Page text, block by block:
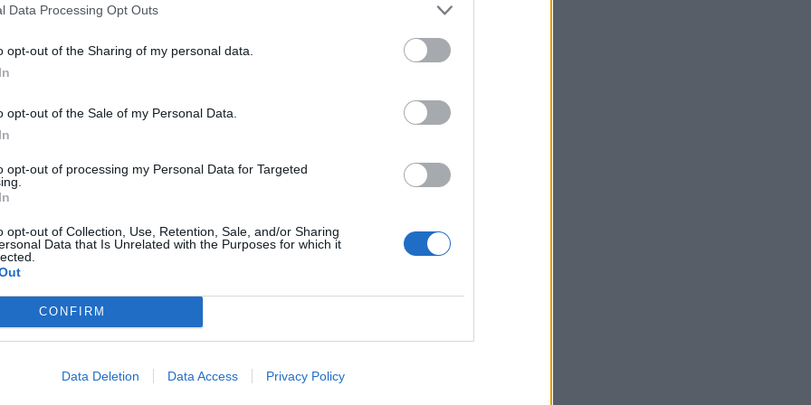
Data Processing Opt Outs
opt-out of the Sharing of my personal data.
opt-out of the Sale of my Personal Data.
opt-out of processing my Personal Data for Targeted
opt-out of Collection, Use, Retention, Sale, and/or Sharing
Data that Is Unrelated with the Purposes for which it
CONFIRM
Data Deletion Data Access Privacy Policy
den her:
pub.htm?pub=tysvarbygdeblad